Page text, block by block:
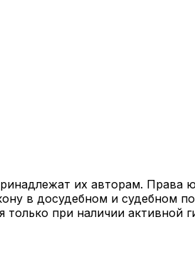
их авторам. Права
в досудебном и судебном
при наличии активной